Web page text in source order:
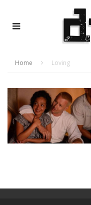
Home Loving